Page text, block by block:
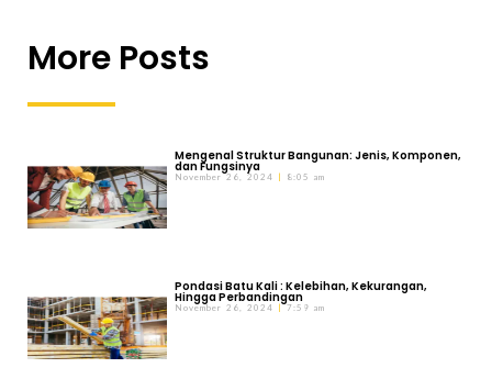
More Posts
Mengenal Struktur Bangunan: Jenis, Komponen,
dan Fungsinya
November 26, 2024 8:05 am
Pondasi Batu Kali : Kelebihan, Kekurangan,
Hingga Perbandingan
November 26, 2024 7:59 am